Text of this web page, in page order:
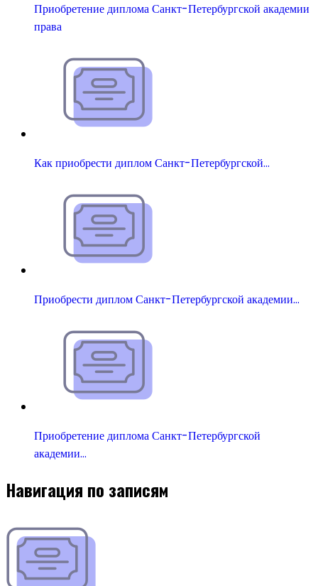
Приобретение диплома Санкт-Петербургской академии
права
Как приобрести диплом Санкт-Петербургской…
Приобрести диплом Санкт-Петербургской академии…
Приобретение диплома Санкт-Петербургской
академии…
Навигация по записям